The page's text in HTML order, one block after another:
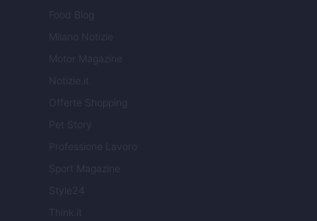
Food Blog
Milano Notizie
Motor Magazine
Notizie.it
Offerte Shopping
Pet Story
Professione Lavoro
Sport Magazine
Style24
Think.it